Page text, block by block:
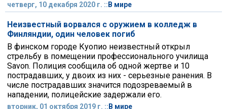
четверг, 10 декабря 2020 г. :: В мире
Неизвестный ворвался с оружием в колледж в
Финляндии, один человек погиб
В финском городе Куопио неизвестный открыл
стрельбу в помещении профессионального училища
Savon. Полиция сообщила об одной жертве и 10
пострадавших, у двоих из них - серьезные ранения. В
числе пострадавших значится подозреваемый в
нападении, полицейские задержали его.
вторник, 01 октября 2019 г. :: В мире